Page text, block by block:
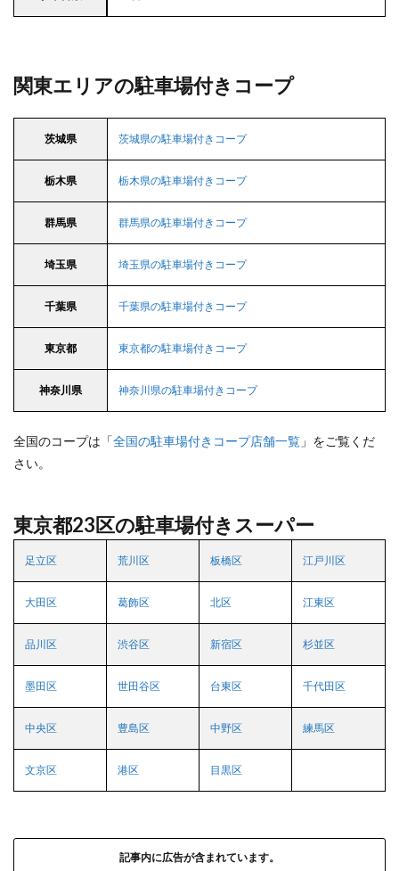
関東エリアの駐車場付きコープ
茨城県 茨城県の駐車場付きコープ
栃木県 栃木県の駐車場付きコープ
群馬県 群馬県の駐車場付きコープ
埼玉県 埼玉県の駐車場付きコープ
千葉県 千葉県の駐車場付きコープ
東京都 東京都の駐車場付きコープ
神奈川県 神奈川県の駐車場付きコープ
全国のコープは「全国の駐車場付きコープ店舗一覧 」をご覧くだ
さい。
東京都23区の駐車場付きスーパー
足立区 荒川区 板橋区 江戸川区
大田区 葛飾区 北区 江東区
品川区 渋谷区 新宿区 杉並区
墨田区 世田谷区 台東区 千代田区
中央区 豊島区 中野区 練馬区
文京区 港区 目黒区
記事内に広告が含まれています。